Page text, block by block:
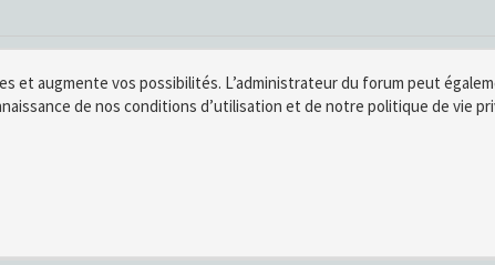
augmente vos possibilités. L’administrateur du forum peut
de nos conditions d’utilisation et de notre politique de vie